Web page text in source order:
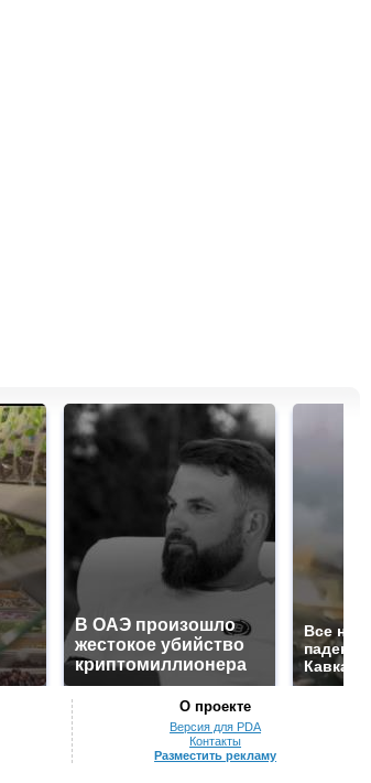
В ОАЭ произошло
жестокое убийство
криптомиллионера
Все
О проекте
Версия для PDA
Контакты
Разместить рекламу